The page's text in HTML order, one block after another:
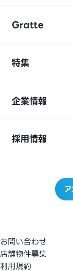
Gratte
特集
企業情報
採用情報
お問い合わせ
店舗物件募集
利用規約